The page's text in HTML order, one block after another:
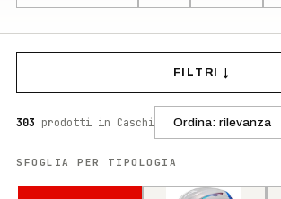
FILTRI ↓
303 prodotti in Caschi
SFOGLIA PER TIPOLOGIA